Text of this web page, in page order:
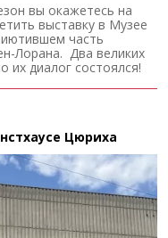
вы окажетесь на
выставку в Музее
часть
Лорана. Два великих
их диалог состоялся!
Цюриха